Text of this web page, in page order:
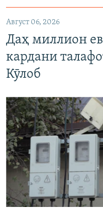
Август 06, 2026
Даҳ миллион
кардани
Кӯлоб